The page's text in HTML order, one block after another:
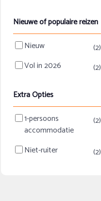
Nieuwe of populaire reizen
Nieuw
(2)
Vol in 2026
(2)
Extra Opties
1-persoons
accommodatie
(2)
Niet-ruiter (2)